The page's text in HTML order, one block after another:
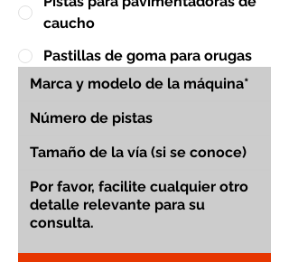
caucho
Pastillas de goma para orugas